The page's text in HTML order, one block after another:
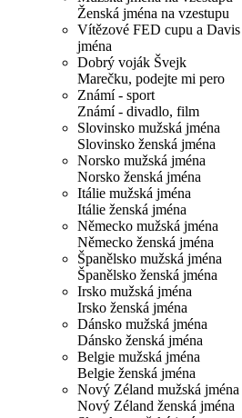
Ženská jména na vzestupu
Vítězové FED cupu a
jména
Dobrý voják Švejk
Marečku, podejte mi pero
Známí - sport
Známí - divadlo, film
Slovinsko mužská jména
Slovinsko ženská jména
Norsko mužská jména
Norsko ženská jména
Itálie mužská jména
Itálie ženská jména
Německo mužská jména
Německo ženská jména
Španělsko mužská jména
Španělsko ženská jména
Irsko mužská jména
Irsko ženská jména
Dánsko mužská jména
Dánsko ženská jména
Belgie mužská jména
Belgie ženská jména
Nový Zéland mužská jména
Nový Zéland ženská jména